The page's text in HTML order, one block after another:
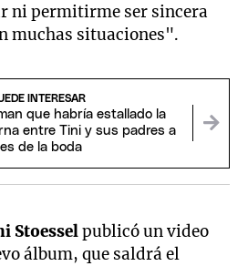
ni permitirme ser sincera
muchas situaciones".
INTERESAR
que habría estallado la
entre Tini y sus padres a
de la boda
Stoesselpublicó un video
álbum, que saldrá el